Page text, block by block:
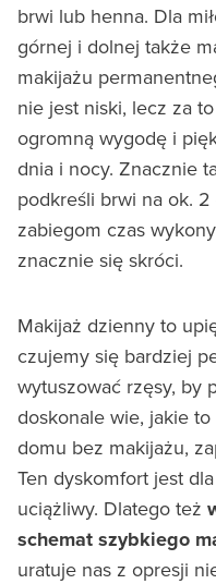
brwi lub henna. Dla
górnej i dolnej także
makijażu
nie jest niski, lecz za
ogromną wygodę i
dnia i nocy. Znacznie
podkreśli brwi na ok.
zabiegom czas
znacznie się skróci.
Makijaż dzienny to
czujemy się bardziej
wytuszować rzęsy, by
doskonale wie, jakie
domu bez makijażu,
Ten dyskomfort jest
uciążliwy. Dlatego też
schemat szybkiego
uratuje nas z opresji